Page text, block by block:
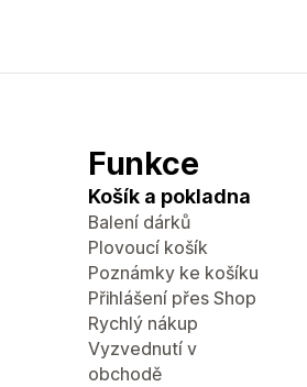
Funkce
Košík a pokladna
Balení dárků
Plovoucí košík
Poznámky ke košíku
Přihlášení přes Shop
Rychlý nákup
Vyzvednutí v
obchodě